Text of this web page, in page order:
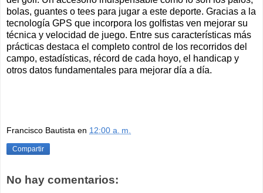
bolas, guantes o tees para jugar a este deporte. Gracias a la
tecnología GPS que incorpora los golfistas ven mejorar su
técnica y velocidad de juego. Entre sus características más
prácticas destaca el completo control de los recorridos del
campo, estadísticas, récord de cada hoyo, el handicap y
otros datos fundamentales para mejorar día a día.
Francisco Bautista en 12:00 a. m.
Compartir
No hay comentarios: